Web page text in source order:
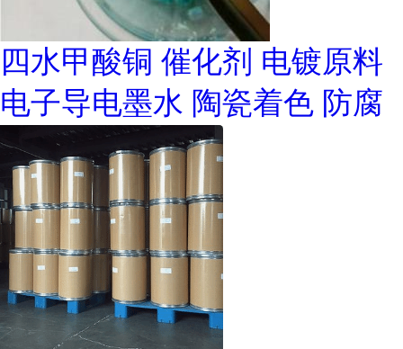
四水甲酸铜 催化剂 电镀原料
电子导电墨水 陶瓷着色 防腐